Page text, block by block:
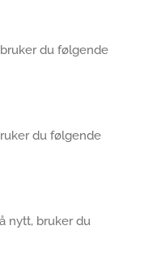
du følgende
du følgende
nytt, bruker du